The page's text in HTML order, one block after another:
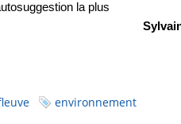
la plus
environnement